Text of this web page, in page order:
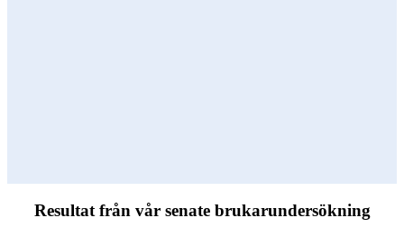
Resultat från vår senate brukarundersökning